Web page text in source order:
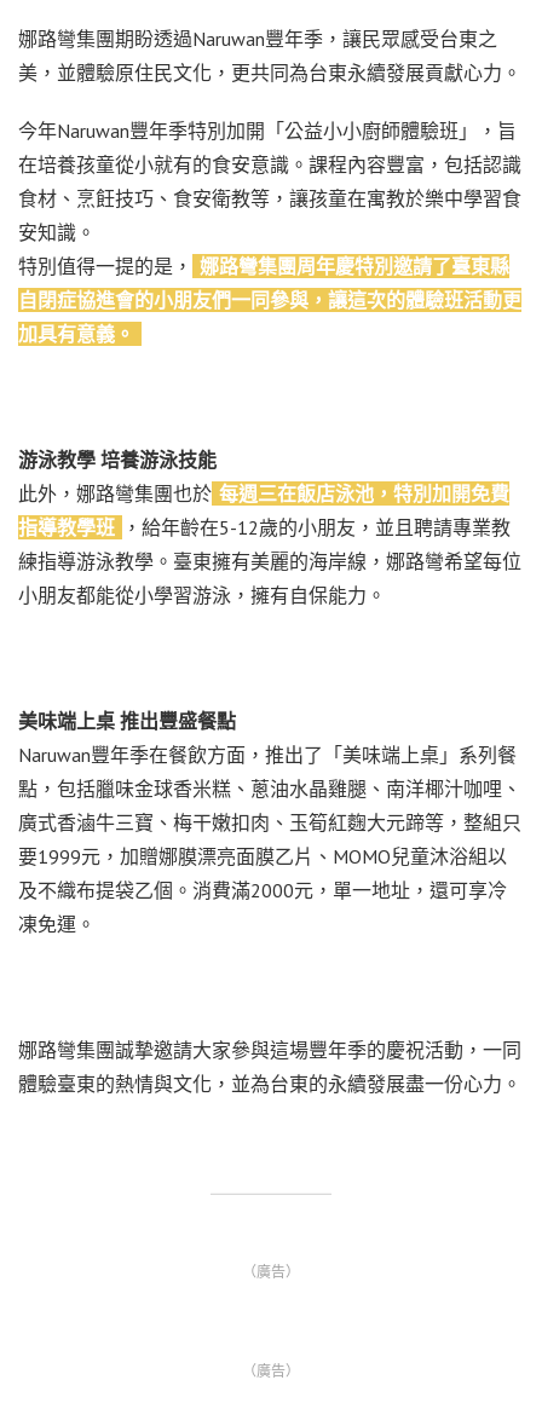
娜路彎集團期盼透過Naruwan豐年季，讓民眾感受台東之
美，並體驗原住民文化，更共同為台東永續發展貢獻心力。
今年Naruwan豐年季特別加開「公益小小廚師體驗班」，旨
在培養孩童從小就有的食安意識。課程內容豐富，包括認識
食材、烹飪技巧、食安衛教等，讓孩童在寓教於樂中學習食
安知識。
特別值得一提的是，
娜路彎集團周年慶特別邀請了臺東縣
自閉症協進會的小朋友們一同參與，讓這次的體驗班活動更
加具有意義。
游泳教學 培養游泳技能
此外，娜路彎集團也於 每週三在飯店泳池，特別加開免費
指導教學班 ，給年齡在5-12歲的小朋友，並且聘請專業教
練指導游泳教學。臺東擁有美麗的海岸線，娜路彎希望每位
小朋友都能從小學習游泳，擁有自保能力。
美味端上桌 推出豐盛餐點
Naruwan豐年季在餐飲方面，推出了「美味端上桌」系列餐
點，包括臘味金球香米糕、蔥油水晶雞腿、南洋椰汁咖哩、
廣式香滷牛三寶、梅干嫩扣肉、玉筍紅麴大元蹄等，整組只
要1999元，加贈娜膜漂亮面膜乙片、MOMO兒童沐浴組以
及不織布提袋乙個。消費滿2000元，單一地址，還可享冷
凍免運。
娜路彎集團誠摯邀請大家參與這場豐年季的慶祝活動，一同
體驗臺東的熱情與文化，並為台東的永續發展盡一份心力。
（廣告）
（廣告）